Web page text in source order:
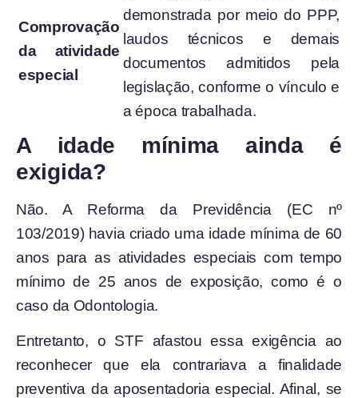
Comprovação
da atividade
especial
demonstrada por meio do PPP,
laudos técnicos e demais
documentos admitidos pela
legislação, conforme o vínculo e
a época trabalhada.
A idade mínima ainda é
exigida?
Não. A Reforma da Previdência (EC nº
103/2019) havia criado uma idade mínima de 60
anos para as atividades especiais com tempo
mínimo de 25 anos de exposição, como é o
caso da Odontologia.
Entretanto, o STF afastou essa exigência ao
reconhecer que ela contrariava a finalidade
preventiva da aposentadoria especial. Afinal, se